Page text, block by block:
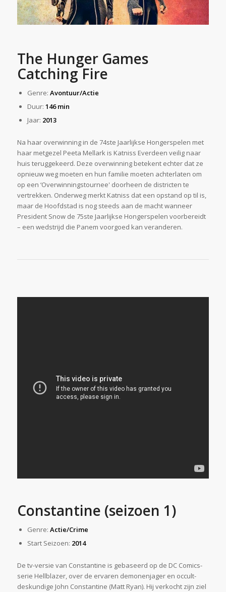
The Hunger Games
Catching Fire
Genre: Avontuur/Actie
Duur: 146 min
Jaar: 2013
Na haar overwinning in de 74ste Jaarlijkse Hongerspelen met
haar metgezel Peeta Mellark is Katniss Everdeen veilig naar
huis teruggekeerd. Deze overwinning betekent echter dat ze
opnieuw weg moeten en hun familie moeten achterlaten om
op een ‘Overwinningstournee' doorheen de districten te
vertrekken. Onderweg merkt Katniss dat een opstand op til is,
maar de Hoofdstad is nog steeds aan de macht wanneer
President Snow de 75ste Jaarlijkse Hongerspelen voorbereidt
– een wedstrijd die Panem voorgoed kan veranderen.
Constantine (seizoen 1)
Genre: Actie/Crime
Start Seizoen: 2014
De tv-versie van Constantine is gebaseerd op de DC Comics-
serie Hellblazer, over de ervaren demonenjager en occult-
deskundige John Constantine (Matt Ryan). Hij verkocht zijn ziel